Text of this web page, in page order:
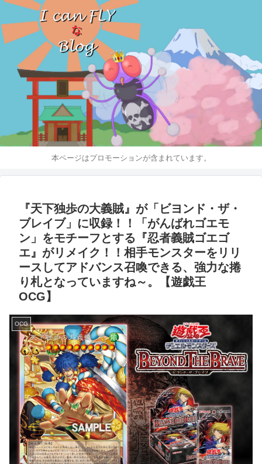
本ページはプロモーションが含まれています。
『天下独歩の大義賊』が「ビヨンド・ザ・
ブレイブ」に収録！！「がんばれゴエモ
ン」をモチーフとする『忍者義賊ゴエゴ
エ』がリメイク！！相手モンスターをリリ
ースしてアドバンス召喚できる、強力な捲
り札となっていますね～。【遊戯王
OCG】
OCG